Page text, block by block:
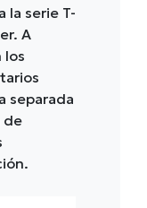
la serie T-
A
los
separada
de